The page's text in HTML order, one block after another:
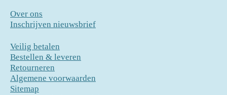
Over ons
Inschrijven nieuwsbrief
Veilig betalen
Bestellen & leveren
Retourneren
Algemene voorwaarden
Sitemap